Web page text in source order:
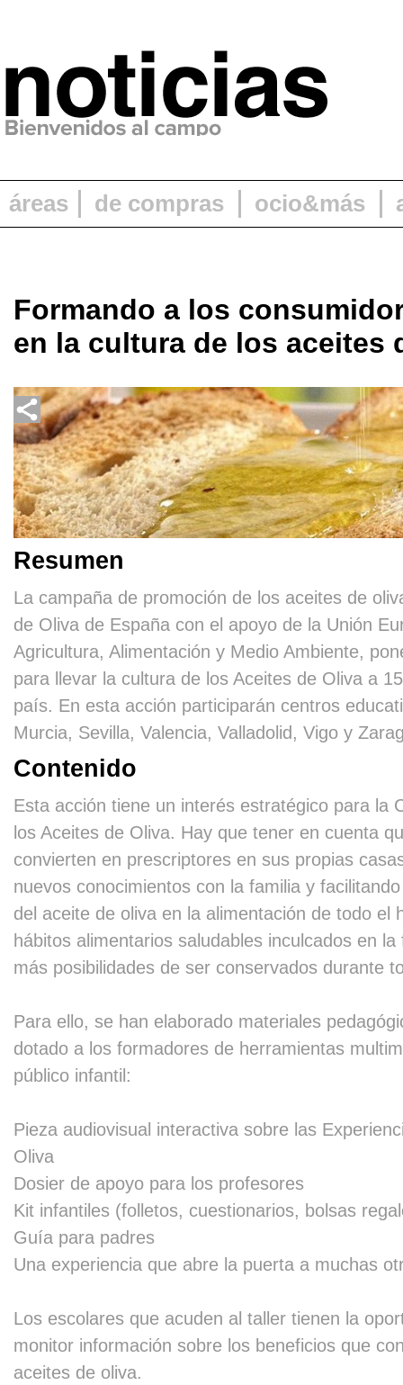
áreas de compras ocio&más
Formando a los
en la cultura de los aceites
Resumen
La campaña de promoción de los aceites de
de Oliva de España con el apoyo de la Unión
Agricultura, Alimentación y Medio Ambiente,
para llevar la cultura de los Aceites de Oliva a
país. En esta acción participarán centros
Murcia, Sevilla, Valencia, Valladolid, Vigo y
Contenido
Esta acción tiene un interés estratégico para la
los Aceites de Oliva. Hay que tener en cuenta
convierten en prescriptores en sus propias
nuevos conocimientos con la familia y
del aceite de oliva en la alimentación de todo el
hábitos alimentarios saludables inculcados en
más posibilidades de ser conservados durante
Para ello, se han elaborado materiales
dotado a los formadores de herramientas
público infantil:
Pieza audiovisual interactiva sobre las
Oliva
Dosier de apoyo para los profesores
Kit infantiles (folletos, cuestionarios, bolsas
Guía para padres
Una experiencia que abre la puerta a muchas
Los escolares que acuden al taller tienen la
monitor información sobre los beneficios que
aceites de oliva.